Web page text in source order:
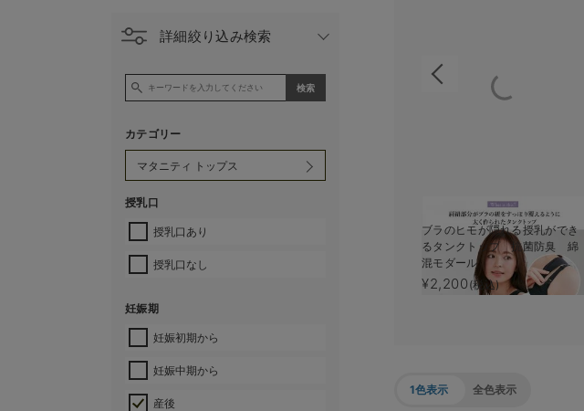
詳細絞り込み検索
カテゴリー
授乳口
授乳口あり
授乳口なし
妊娠期
妊娠初期から
妊娠中期から
産後
ブラのヒモが隠れる授乳ができ
るタンクトップ 抗菌防臭 綿
混モダール
¥2,200 (税込)
1色表示 全色表示